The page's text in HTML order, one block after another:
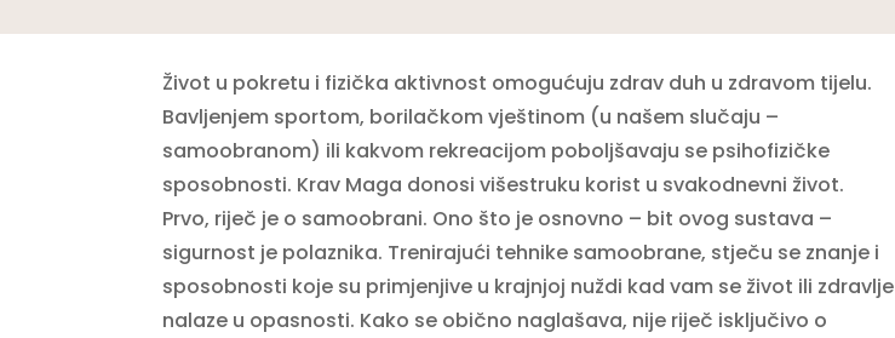
Život u pokretu i fizička aktivnost omogućuju zdrav duh u zdravom tijelu.
Bavljenjem sportom, borilačkom vještinom (u našem slučaju –
samoobranom) ili kakvom rekreacijom poboljšavaju se psihofizičke
sposobnosti. Krav Maga donosi višestruku korist u svakodnevni život.
Prvo, riječ je o samoobrani. Ono što je osnovno – bit ovog sustava –
sigurnost je polaznika. Trenirajući tehnike samoobrane, stječu se znanje i
sposobnosti koje su primjenjive u krajnjoj nuždi kad vam se život ili zdravlje
nalaze u opasnosti. Kako se obično naglašava, nije riječ isključivo o